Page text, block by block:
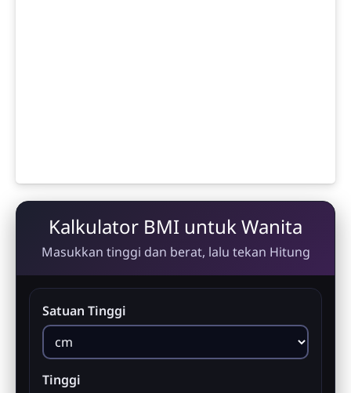
Kalkulator BMI untuk Wanita
Masukkan tinggi dan berat, lalu tekan Hitung
Satuan Tinggi
Tinggi